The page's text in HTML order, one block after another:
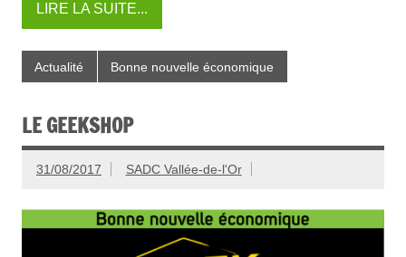
LIRE LA SUITE...
Actualité Bonne nouvelle économique
LE GEEKSHOP
31/08/2017 SADC Vallée-de-l'Or